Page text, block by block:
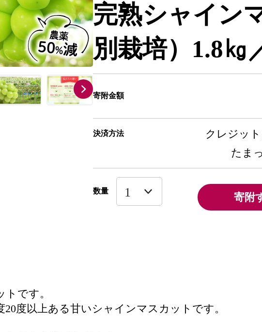
完熟シャイン
別栽培）1.8
寄附金額
決済方法
クレジッ
たま
数量 寄附
です。
度以上ある甘いシャインマスカットです。